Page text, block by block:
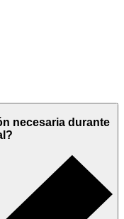
necesaria durante